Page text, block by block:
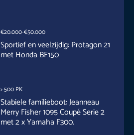
€20.000-€50.000
Sportief en veelzijdig: Protagon 21
met Honda BF150
> 500 PK
Stabiele familieboot: Jeanneau
Merry Fisher 1095 Coupé Serie 2
met 2 x Yamaha F300.